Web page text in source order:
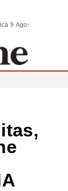
| SCENARI - domenica 9 Agosto 2026